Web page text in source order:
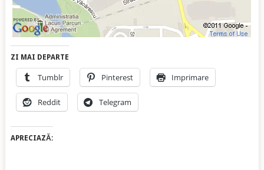
ZI MAI DEPARTE
Tumblr Pinterest Imprimare
Reddit Telegram
APRECIAZĂ: